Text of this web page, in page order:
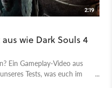
gibt's ab dem 13.10. für
2:19
wie Dark Souls 4
Ein Gameplay-Video aus
Tests, was euch im